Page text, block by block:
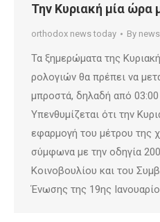
Την Κυριακή μία ώρα
orthodox news today By
Τα ξημερώματα της
ρολογιών θα πρέπει να
μπροστά, δηλαδή από
Υπενθυμίζεται ότι την
εφαρμογή του μέτρου της
σύμφωνα με την οδηγία
Κοινοβουλίου και του
Ένωσης της 19ης